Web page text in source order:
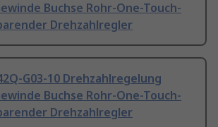
Buchse Rohr-One-Touch-
Drehzahlregler
G03-10 Drehzahlregelung
Buchse Rohr-One-Touch-
Drehzahlregler